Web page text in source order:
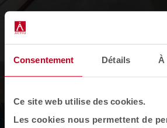
Consentement Détails À
Ce site web utilise des cookies.
Les cookies nous permettent de
by Nacar